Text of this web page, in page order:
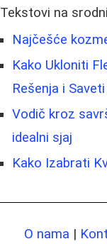
Tekstovi na
Najčešće
Kako Ukloniti
Rešenja i Saveti
Vodič kroz
idealni sjaj
Kako Izabrati
O nama |